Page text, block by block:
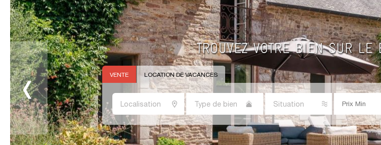
VENTE LOCATION DE VACANCES
Localisation Type de bien Situation